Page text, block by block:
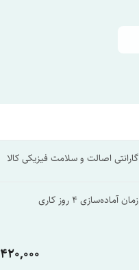
گارانتی اصالت و سلامت فیزیکی کالا
زمان آماده‌سازی4 روز کاری
420,000